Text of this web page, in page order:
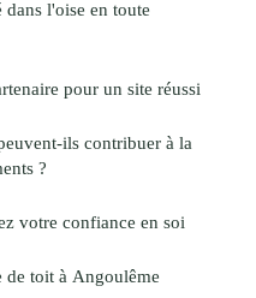
l'oise en toute
pour un site réussi
ils contribuer à la
?
votre confiance en soi
toit à Angoulême